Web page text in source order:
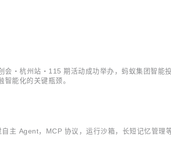
・杭州站・115 期活动成功举办，蚂蚁集团智
能化的关键瓶颈。
主 Agent，MCP 协议，运行沙箱，长短记忆管理